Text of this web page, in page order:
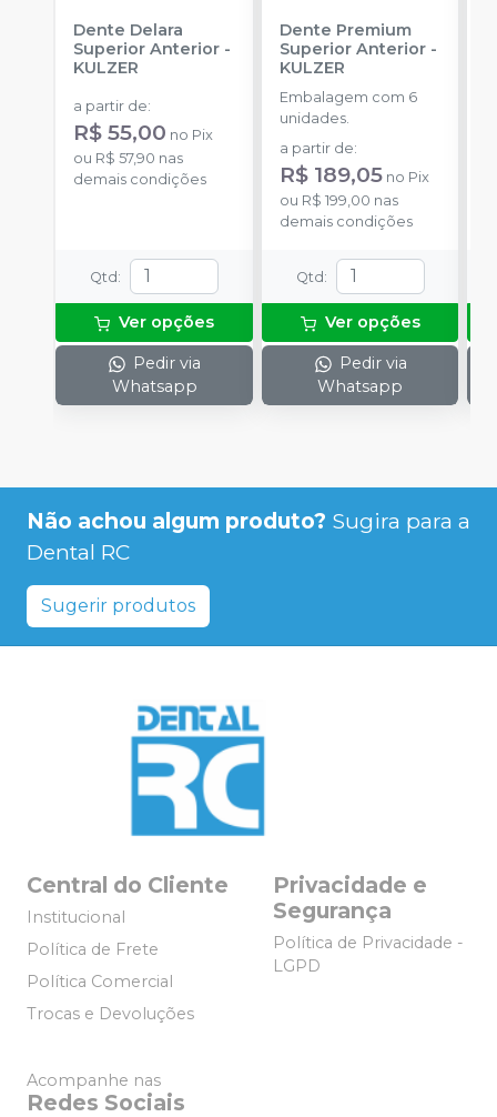
Dente Delara
Superior Anterior -
KULZER
a partir de:
R$ 55,00 no Pix
ou R$ 57,90 nas
demais condições
Qtd:
Ver opções
Pedir via
Whatsapp
Dente Premium
Superior Anterior-
KULZER
Embalagem com 6
unidades.
a partir de:
R$ 189,05 no Pix
ou R$ 199,00 nas
demais condições
Qtd:
Ver opções
Pedir via
Whatsapp
Não achou algum produto? Sugira para a
Dental RC
Sugerir produtos
Central do Cliente
Institucional
Política de Frete
Política Comercial
Trocas e Devoluções
Privacidade e
Segurança
Política de Privacidade -
LGPD
Acompanhe nas
Redes Sociais